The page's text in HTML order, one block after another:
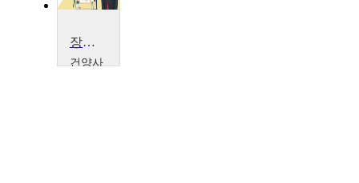
장기요양사례관리의 활용
건양사